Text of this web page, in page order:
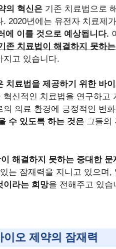
의 혁신은 기존 치료법으로
2020년에는 유전자 치료제가
에 이를 것으로 예상됩니다.
존 치료법이 해결하지 못하
지고 있습니다.
치료법을 제공하기 위한 바
혁신적인 치료법을 연구하고
의료 환경에 긍정적인 변
수 있도록 하는 것은 그들의
해결하지 못하는 중대한 문
는 잠재력을 지니고 있으며,
이라는 희망을 전해주고 있습
오 제약의 잠재력